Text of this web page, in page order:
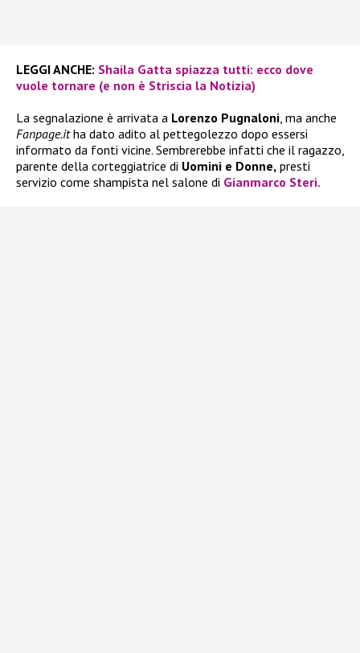
LEGGI ANCHE: Shaila Gatta spiazza tutti: ecco dove
vuole tornare (e non è Striscia la Notizia)
La segnalazione è arrivata a Lorenzo Pugnaloni, ma anche
Fanpage.itha dato adito al pettegolezzo dopo essersi
informato da fonti vicine. Sembrerebbe infatti che il ragazzo,
parente della corteggiatrice di Uomini e Donne, presti
servizio come shampista nel salone di Gianmarco Steri.